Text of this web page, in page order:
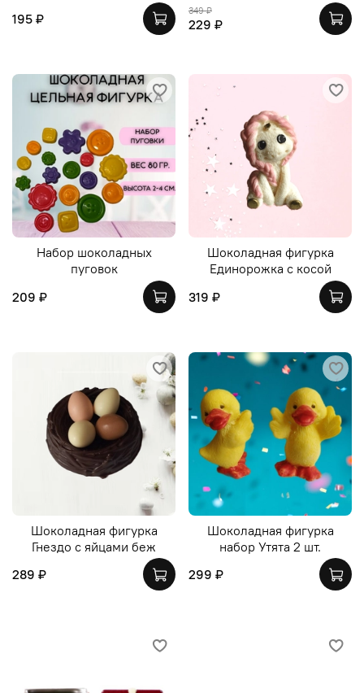
195 ₽
349 ₽
229 ₽
Набор шоколадных
пуговок
209 ₽
Шоколадная фигурка
Единорожка с косой
319 ₽
Шоколадная фигурка
Гнездо с яйцами беж
289 ₽
Шоколадная фигурка
набор Утята 2 шт.
299 ₽